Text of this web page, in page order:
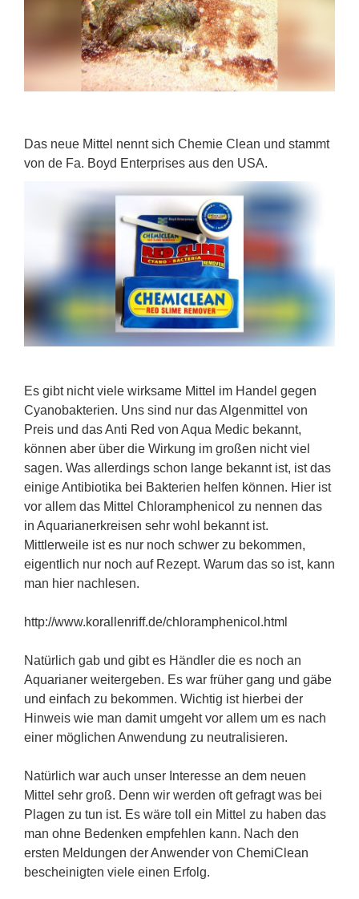
Das neue Mittel nennt sich Chemie Clean und stammt
von de Fa. Boyd Enterprises aus den USA.
Es gibt nicht viele wirksame Mittel im Handel gegen
Cyanobakterien. Uns sind nur das Algenmittel von
Preis und das Anti Red von Aqua Medic bekannt,
können aber über die Wirkung im großen nicht viel
sagen. Was allerdings schon lange bekannt ist, ist das
einige Antibiotika bei Bakterien helfen können. Hier ist
vor allem das Mittel Chloramphenicol zu nennen das
in Aquarianerkreisen sehr wohl bekannt ist.
Mittlerweile ist es nur noch schwer zu bekommen,
eigentlich nur noch auf Rezept. Warum das so ist, kann
man hier nachlesen.
http://www.korallenriff.de/chloramphenicol.html
Natürlich gab und gibt es Händler die es noch an
Aquarianer weitergeben. Es war früher gang und gäbe
und einfach zu bekommen. Wichtig ist hierbei der
Hinweis wie man damit umgeht vor allem um es nach
einer möglichen Anwendung zu neutralisieren.
Natürlich war auch unser Interesse an dem neuen
Mittel sehr groß. Denn wir werden oft gefragt was bei
Plagen zu tun ist. Es wäre toll ein Mittel zu haben das
man ohne Bedenken empfehlen kann. Nach den
ersten Meldungen der Anwender von ChemiClean
bescheinigten viele einen Erfolg.